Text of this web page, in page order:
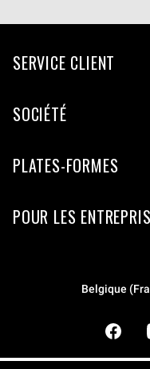
SERVICE CLIENT
SOCIÉTÉ
PLATES-FORMES
POUR LES
Belgique